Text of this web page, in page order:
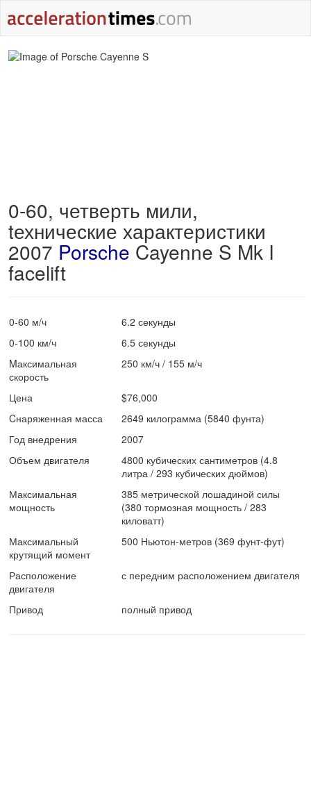
0-60, четверть мили,
tехнические характеристики
2007 Porsche Cayenne S Mk I
facelift
0-60 м/ч
6.2 секунды
0-100 км/ч
6.5 секунды
Mаксимальная
скорость
250 км/ч / 155 м/ч
Цена
$76,000
Cнаряженная масса
2649 килограмма (5840 фунта)
Год внедрения
2007
Объем двигателя
4800 кубических сантиметров (4.8
литра / 293 кубических дюймов)
Максимальная
мощность
385 метрической лошадиной силы
(380 тормозная мощность / 283
киловатт)
Максимальный
крутящий момент
500 Ньютон-метров (369 фунт-фут)
Расположение
двигателя
с передним расположением двигателя
Привод полный привод